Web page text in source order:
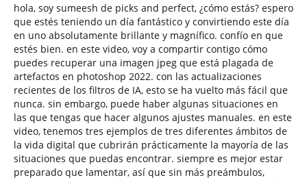
hola, soy sumeesh de picks and perfect, ¿cómo estás? espero
que estés teniendo un día fantástico y convirtiendo este día
en uno absolutamente brillante y magnífico. confío en que
estés bien. en este video, voy a compartir contigo cómo
puedes recuperar una imagen jpeg que está plagada de
artefactos en photoshop 2022. con las actualizaciones
recientes de los filtros de IA, esto se ha vuelto más fácil que
nunca. sin embargo, puede haber algunas situaciones en
las que tengas que hacer algunos ajustes manuales. en este
video, tenemos tres ejemplos de tres diferentes ámbitos de
la vida digital que cubrirán prácticamente la mayoría de las
situaciones que puedas encontrar. siempre es mejor estar
preparado que lamentar, así que sin más preámbulos,